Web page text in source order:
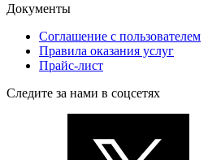
Документы
Соглашение с пользователем
Правила оказания услуг
Прайс-лист
Следите за нами в соцсетях